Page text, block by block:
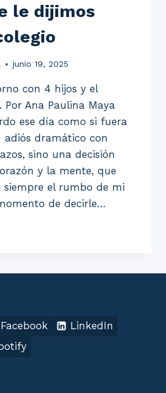
le dijimos
junio 19, 2025
con 4 hijos y el
Por Ana Paulina Maya
ese día como si fuera
adiós dramático con
sino una decisión
y la mente, que
el rumbo de mi
de decirle…
Facebook
LinkedIn